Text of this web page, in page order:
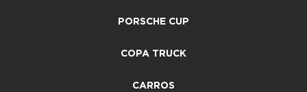
PORSCHE CUP
COPA TRUCK
CARROS